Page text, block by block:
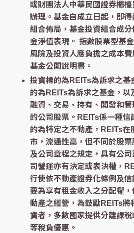
或財團法人中華民國證券櫃
辦理。基金自成立日起，即
組合佈局，基金投資組合成
金淨值表現。 指數股票型基
風險及投資人應負擔之成本
基金公開說明書。
投資標的為REITs為訴求之基
的為REITs為訴求之基金，以
融資、交易、持有、開發和
的公司股票。REITs係一種信
的為特定之不動產，REITs在
市，流通性高，但不同於股
及公司章程之規定，具有公
司營運亦有決定或表決權，
行使依不動產證券化條例及
要為享有租金收入之分配權
動產之經營，為鼓勵REITs將
資者，多數國家提供分離課
等稅負優惠。